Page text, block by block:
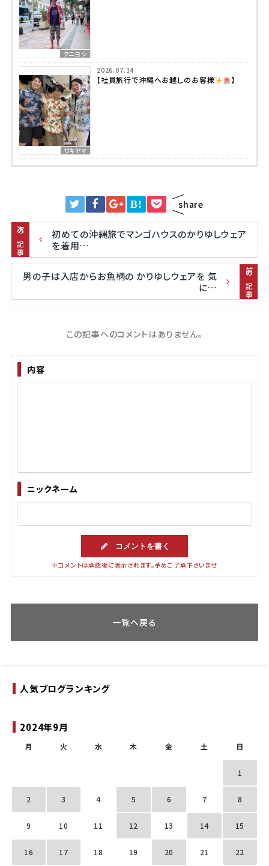
クニヨシ
サキヤマ
2026.07.14
【社員旅行で沖縄へお越しのお客様 】
B! share
次の記事
初めての沖縄旅でマンゴハウスのかりゆしウェア
を着用…
前の記事
男の子は入店からお魚柄の かりゆしウェアを 気
に…
この記事へのコメントはありません。
ニックネーム
内容
コメントを書く
※コメントは承認後に表示されます。予めご了承下さいませ
一覧へ戻る
2024年9月
月 火 水 木 金 土 日
1
2 3 4 5 6 7 8
9 10 11 12 13 14 15
16 17 18 19 20 21 22
人気ブログランキング